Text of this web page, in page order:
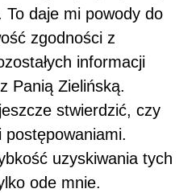
To daje mi powody do
zgodności z
informacji
Panią Zielińską.
stwierdzić, czy
uzyskiwania tych
ode mnie.